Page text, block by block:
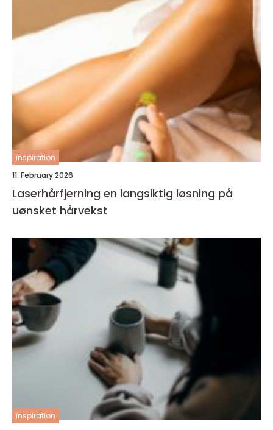
inspiration
11. February 2026
Laserhårfjerning en langsiktig løsning på
uønsket hårvekst
inspiration